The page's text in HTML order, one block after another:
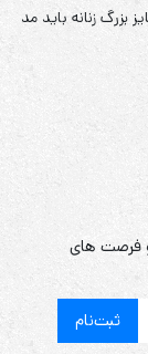
بزرگ زنانه باید مد
و فرصت های
ثبت‌نام